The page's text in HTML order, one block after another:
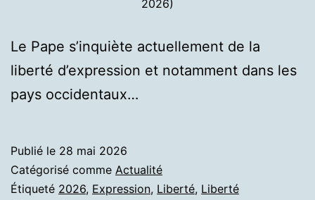
2026)
Le Pape s’inquiète actuellement de la
liberté d’expression et notamment dans les
pays occidentaux…
Publié le 28 mai 2026
Catégorisé comme Actualité
Étiqueté 2026, Expression, Liberté, Liberté